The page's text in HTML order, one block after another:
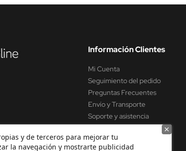
y de terceros para mejorar tu
la navegación y mostrarte publicidad
Información Clientes
Mi Cuenta
Seguimiento del pedido
Preguntas Frecuentes
Envío y Transporte
Soporte y asistencia